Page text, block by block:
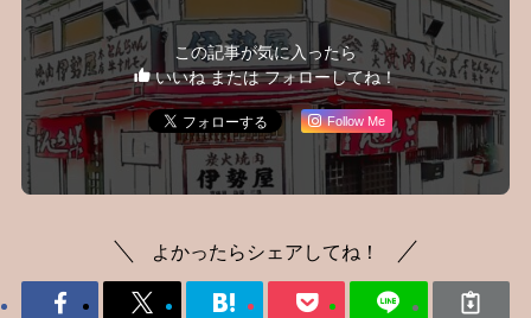
この記事が気に入ったら
いいね または フォローしてね！
Follow Me
よかったらシェアしてね！